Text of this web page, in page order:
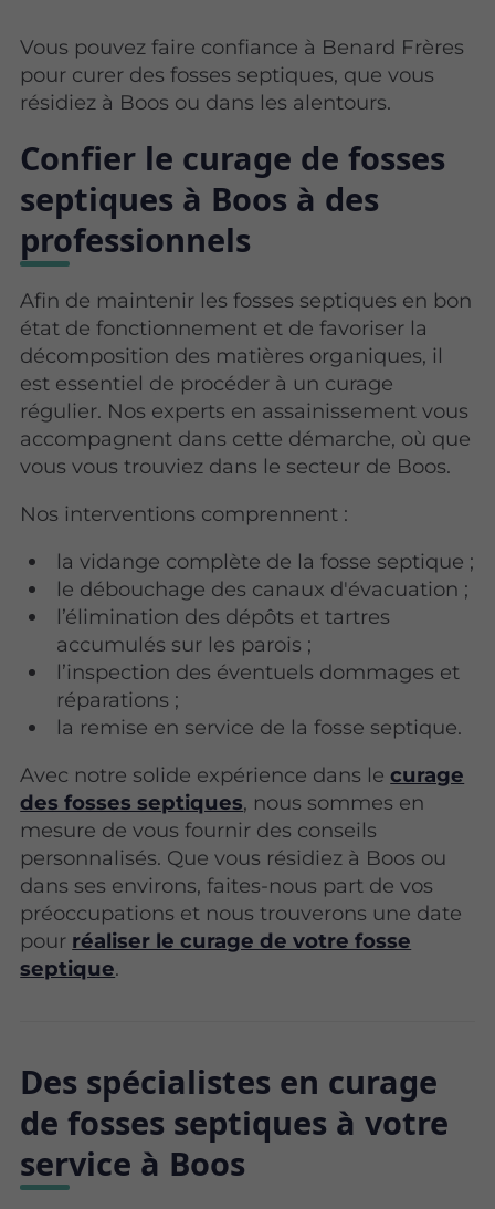
Vous pouvez faire confiance à Benard Frères
pour curer des fosses septiques, que vous
résidiez à Boos ou dans les alentours.
Confier le curage de fosses
septiques à Boos à des
professionnels
Afin de maintenir les fosses septiques en bon
état de fonctionnement et de favoriser la
décomposition des matières organiques, il
est essentiel de procéder à un curage
régulier. Nos experts en assainissement vous
accompagnent dans cette démarche, où que
vous vous trouviez dans le secteur de Boos.
Nos interventions comprennent :
la vidange complète de la fosse septique ;
le débouchage des canaux d'évacuation ;
l’élimination des dépôts et tartres
accumulés sur les parois ;
l’inspection des éventuels dommages et
réparations ;
la remise en service de la fosse septique.
Avec notre solide expérience dans lecurage
des fosses septiques, nous sommes en
mesure de vous fournir des conseils
personnalisés. Que vous résidiez à Boos ou
dans ses environs, faites-nous part de vos
préoccupations et nous trouverons une date
pour réaliser le curage de votre fosse
septique.
Des spécialistes en curage
de fosses septiques à votre
service à Boos